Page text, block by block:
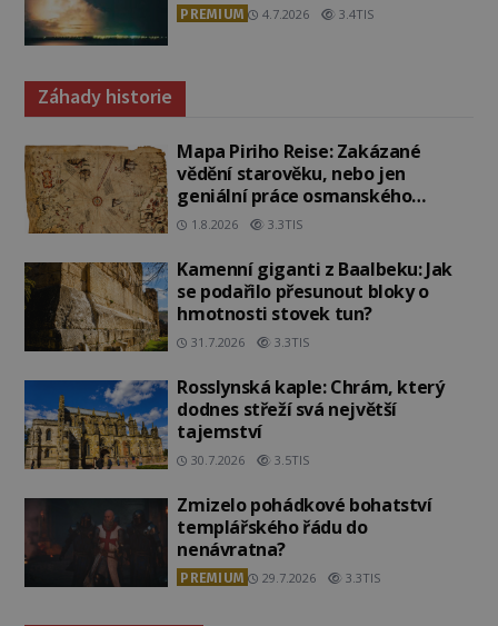
PREMIUM 4.7.2026 3.4TIS
Záhady historie
Mapa Piriho Reise: Zakázané
vědění starověku, nebo jen
geniální práce osmanského
admirála?
1.8.2026 3.3TIS
Kamenní giganti z Baalbeku: Jak
se podařilo přesunout bloky o
hmotnosti stovek tun?
31.7.2026 3.3TIS
Rosslynská kaple: Chrám, který
dodnes střeží svá největší
tajemství
30.7.2026 3.5TIS
Zmizelo pohádkové bohatství
templářského řádu do
nenávratna?
PREMIUM 29.7.2026 3.3TIS